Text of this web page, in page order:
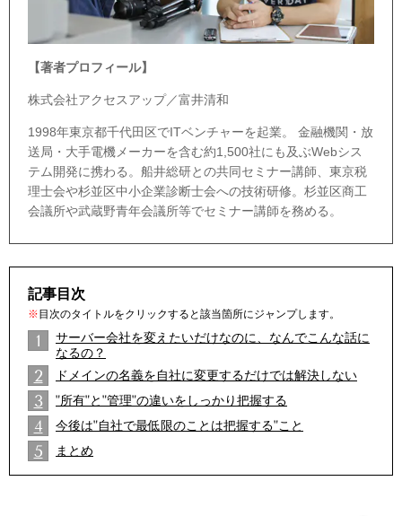
【著者プロフィール】
株式会社アクセスアップ／富井清和
1998年東京都千代田区でITベンチャーを起業。 金融機関・放
送局・大手電機メーカーを含む約1,500社にも及ぶWebシス
テム開発に携わる。船井総研との共同セミナー講師、東京税
理士会や杉並区中小企業診断士会への技術研修。杉並区商工
会議所や武蔵野青年会議所等でセミナー講師を務める。
記事目次
※ 目次のタイトルをクリックすると該当箇所にジャンプします。
1
サーバー会社を変えたいだけなのに、なんでこんな話に
なるの？
2
2
ドメインの名義を自社に変更するだけでは解決しない
3
2
"所有"と"管理"の違いをしっかり把握する
4
2
今後は"自社で最低限のことは把握する"こと
5
2
まとめ